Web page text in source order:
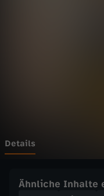
D
Details
Ähnliche Inhalte